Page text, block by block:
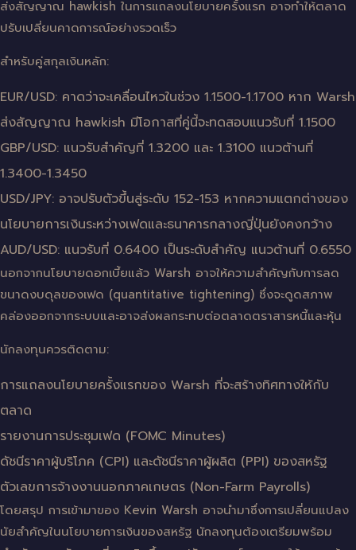
ส่งสัญญาณ hawkish ในการแถลงนโยบายครั้งแรก อาจทำให้ตลาด
ปรับเปลี่ยนคาดการณ์อย่างรวดเร็ว
สำหรับคู่สกุลเงินหลัก:
EUR/USD: คาดว่าจะเคลื่อนไหวในช่วง 1.1500-1.1700 หาก Warsh
ส่งสัญญาณ hawkish มีโอกาสที่คู่นี้จะทดสอบแนวรับที่ 1.1500
GBP/USD: แนวรับสำคัญที่ 1.3200 และ 1.3100 แนวต้านที่
1.3400-1.3450
USD/JPY: อาจปรับตัวขึ้นสู่ระดับ 152-153 หากความแตกต่างของ
นโยบายการเงินระหว่างเฟดและธนาคารกลางญี่ปุ่นยังคงกว้าง
AUD/USD: แนวรับที่ 0.6400 เป็นระดับสำคัญ แนวต้านที่ 0.6550
นอกจากนโยบายดอกเบี้ยแล้ว Warsh อาจให้ความสำคัญกับการลด
ขนาดงบดุลของเฟด (quantitative tightening) ซึ่งจะดูดสภาพ
คล่องออกจากระบบและอาจส่งผลกระทบต่อตลาดตราสารหนี้และหุ้น
นักลงทุนควรติดตาม:
การแถลงนโยบายครั้งแรกของ Warsh ที่จะสร้างทิศทางให้กับ
ตลาด
รายงานการประชุมเฟด (FOMC Minutes)
ดัชนีราคาผู้บริโภค (CPI) และดัชนีราคาผู้ผลิต (PPI) ของสหรัฐ
ตัวเลขการจ้างงานนอกภาคเกษตร (Non-Farm Payrolls)
โดยสรุป การเข้ามาของ Kevin Warsh อาจนำมาซึ่งการเปลี่ยนแปลง
นัยสำคัญในนโยบายการเงินของสหรัฐ นักลงทุนต้องเตรียมพร้อม